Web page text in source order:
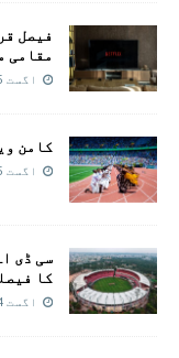
فیصل
مقامی
اگست 5, 2026
کامن
اگست 5, 2026
سی ڈی
کا
اگست 4, 2026